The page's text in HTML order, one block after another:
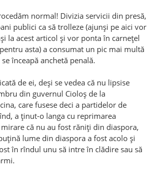
normal! Divizia servicii din presă,
publici ca să trolleze (ajunși pe aici vor
la acest articol și vor ponta în carnețel
asta) a consumat un pic mai multă
înceapă anchetă penală.
de ei, deși se vedea că nu lipsise
din guvernul Cioloș de la
care fusese deci a partidelor de
a ținut-o langa cu reprimarea
mirare că nu au fost răniți din diaspora,
lume din diaspora a fost acolo și
în rîndul unu să intre în clădire sau să